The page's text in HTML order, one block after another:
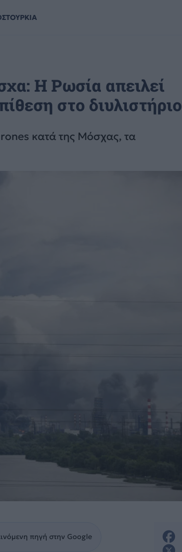
ΤΟΥΡΚΙΑ
Η Ρωσία απειλεί
στο διυλιστήριο
κατά της Μόσχας, τα
πηγή στην Google